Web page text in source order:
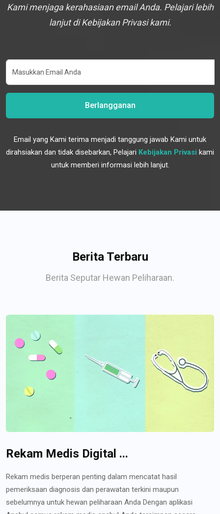
Kami menjaga kerahasiaan email Anda. Pelajari lebih
lanjut di Kebijakan Privasi kami.
Berlangganan
Email yang Kami terima menjadi tanggung jawab Kami untuk
dirahsiakan dan tidak disebarkan, Pelajari Kebijakan Privasi kami
untuk memberi informasi lebih lanjut.
Berita Terbaru
Berita Seputar Hewan Peliharaan.
Rekam Medis Digital ...
Rekam medis berperan penting dalam mencatat hasil
pemeriksaan diagnosis dan perawatan terkini maupun
sebelumnya untuk hewan peliharaan Anda Dengan aplikasi